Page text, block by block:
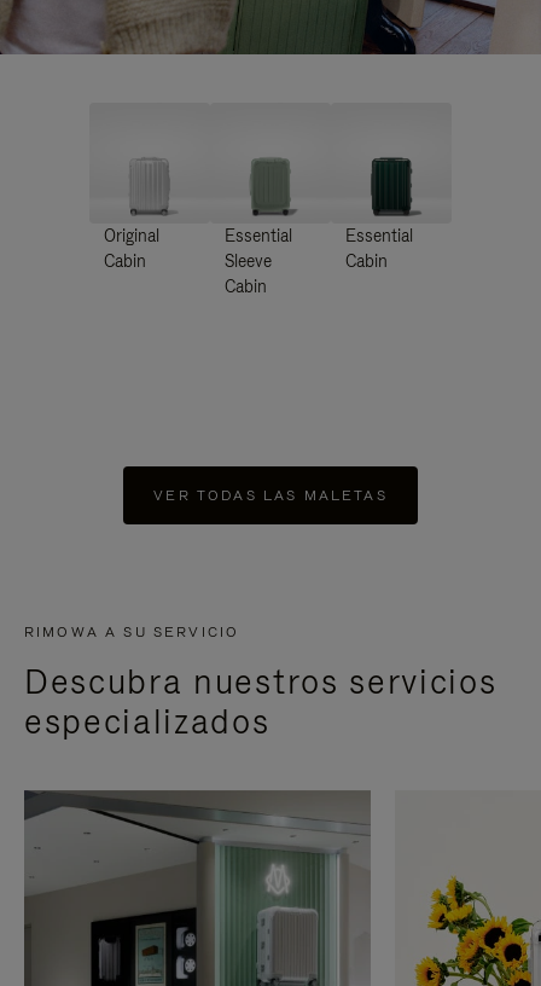
Original
Cabin
Essential
Sleeve
Cabin
Essential
Cabin
VER TODAS LAS MALETAS
RIMOWA A SU SERVICIO
Descubra nuestros servicios
especializados